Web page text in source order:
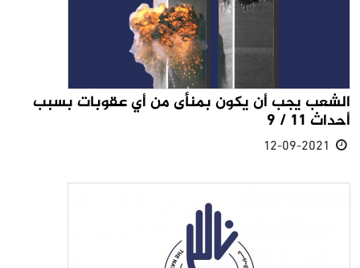
الشعب يجب أن يكون بمنأى من أي عقوبات بسبب
أحداث 11 / 9